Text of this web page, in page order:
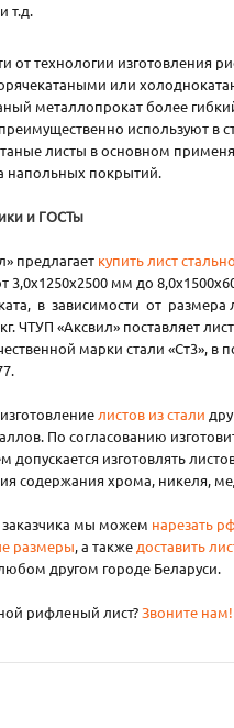
т.д.
от технологии изготовления
или
металлопрокат более
используют в
листы в основном
напольных покрытий.
и ГОСТы
предлагает купить лист
3,0х1250х2500 мм до
в зависимости от размера
ЧТУП «Аксвил» поставляет
марки стали «Ст3», в
листов из стали
По согласованию
допускается изготовлять
содержания хрома, никеля,
мы можем нарезать
размеры, а также доставить
другом городе Беларуси.
рифленый лист?Звоните нам!